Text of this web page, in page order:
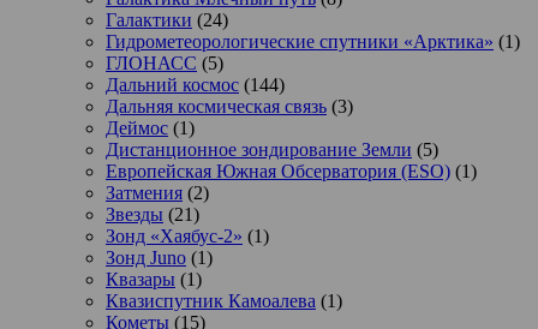
Галактики (24)
Гидрометеорологические спутники «Арктика» (1)
ГЛОНАСС (5)
Дальний космос (144)
Дальняя космическая связь (3)
Деймос (1)
Дистанционное зондирование Земли (5)
Европейская Южная Обсерватория (ESO) (1)
Затмения (2)
Звезды (21)
Зонд «Хаябус-2» (1)
Зонд Juno (1)
Квазары (1)
Квазиспутник Камоалева (1)
Кометы (15)